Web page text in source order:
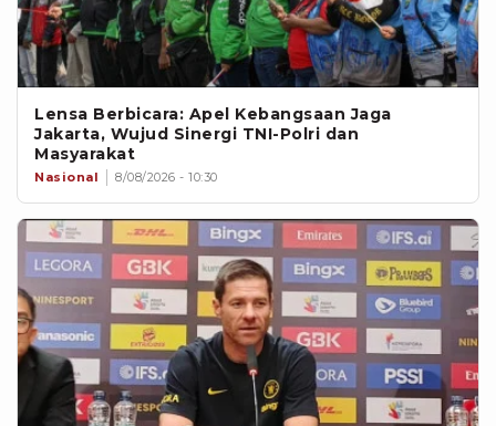
Lensa Berbicara: Apel Kebangsaan Jaga
Jakarta, Wujud Sinergi TNI-Polri dan
Masyarakat
Nasional 8/08/2026 - 10:30